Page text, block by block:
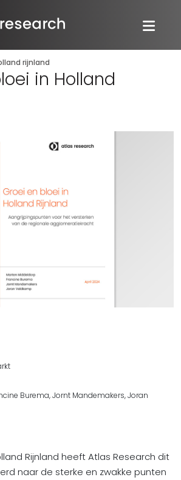
rijnland
in Holland
Burema, Jornt Mandemakers, Joran
Rijnland heeft Atlas Research dit
naar de sterke en zwakke punten